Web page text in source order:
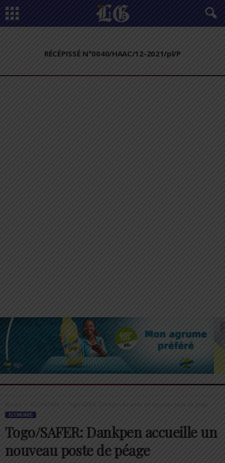
RÉCÉPISSÉ N°0040/HAAC/12-2021/pl/P
Accueil ECONOMIE Togo/SAFER: Dankpen accueille un nouveau poste de péage
ECONOMIE
Togo/SAFER: Dankpen accueille un
nouveau poste de péage